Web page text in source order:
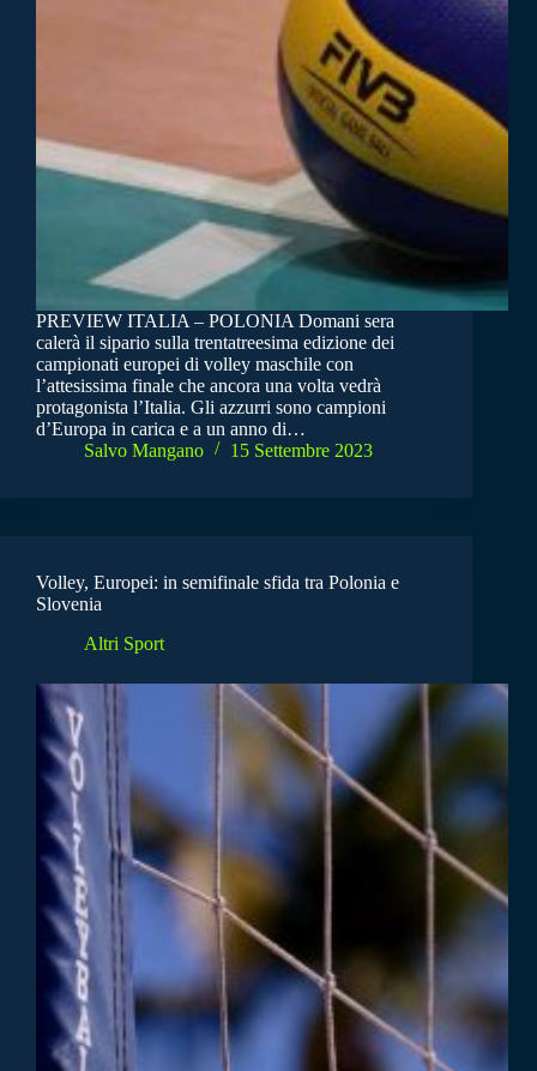
PREVIEW ITALIA – POLONIA Domani sera
calerà il sipario sulla trentatreesima edizione dei
campionati europei di volley maschile con
l’attesissima finale che ancora una volta vedrà
protagonista l’Italia. Gli azzurri sono campioni
d’Europa in carica e a un anno di…
Salvo Mangano
15 Settembre 2023
Volley, Europei: in semifinale sfida tra Polonia e
Slovenia
Altri Sport